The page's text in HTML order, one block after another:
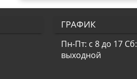
ГРАФИК
Пн-Пт: с 8 до 17
выходной